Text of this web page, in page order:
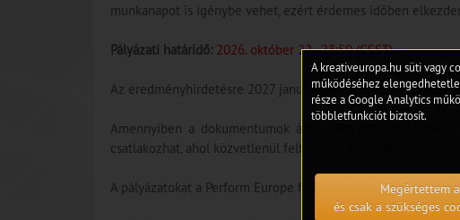
munkanapot is igénybe vehet, ezért érdemes időben
Pályázati határidő: 2026. október 22., 23:59 (CEST).
Az eredményhirdetésre 2027 januárjában, a projektek
Amennyiben a dokumentumok átolvasása után is
csatlakozhat, ahol közvetlenül felteheti a pályázattal
A pályázatokat a Perform Europe felületén keresztüli
A kreativeuropa.hu süti vagy
működéséhez
része a Google Analytics
többletfunkciót biztosít.
Megértettem
és csak a szükséges